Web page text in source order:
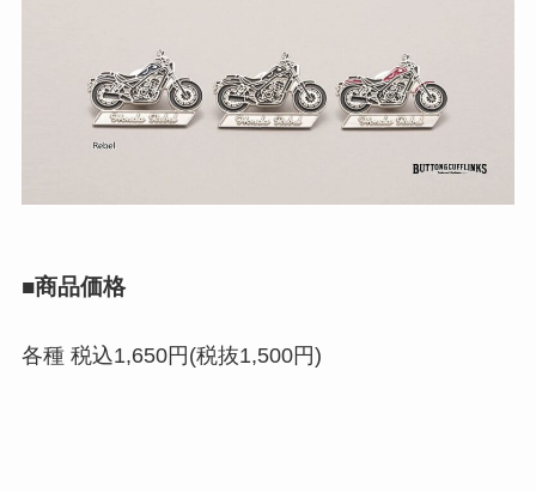
■商品価格
各種 税込1,650円(税抜1,500円)